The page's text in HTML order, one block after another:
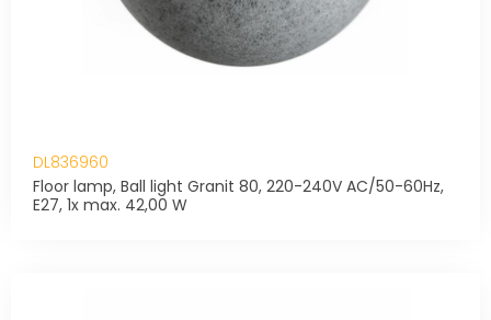
DL836960
Floor lamp, Ball light Granit 80, 220-240V AC/50-60Hz,
E27, 1x max. 42,00 W